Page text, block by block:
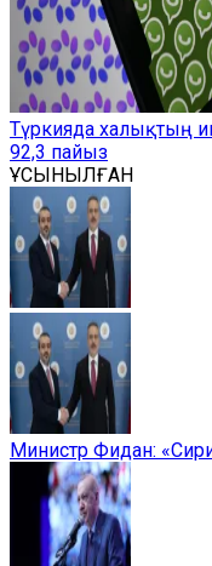
Түркияда халықтың
92,3 пайыз
ҰСЫНЫЛҒАН
Министр Фидан: